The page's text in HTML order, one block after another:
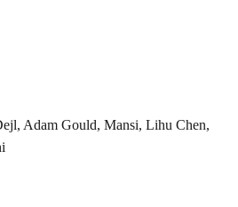
Adam Gould, Mansi, Lihu Chen,